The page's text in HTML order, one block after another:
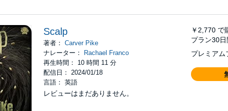
Scalp
著者：Carver Pike
ナレーター：
Rachael Franco
再生時間： 10 時間 11 分
配信日： 2024/01/18
言語： 英語
レビューはまだありません。
￥2,770 で
プラン30
プレミアム